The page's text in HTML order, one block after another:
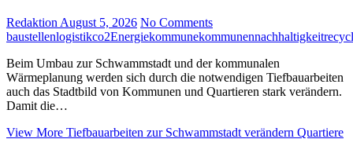
Redaktion August 5, 2026 No Comments
baustellenlogistikco2Energiekommunekommunennachhaltigkeit
Beim Umbau zur Schwammstadt und der kommunalen
Wärmeplanung werden sich durch die notwendigen Tiefbauarbeiten
auch das Stadtbild von Kommunen und Quartieren stark verändern.
Damit die…
View More Tiefbauarbeiten zur Schwammstadt verändern Quartiere